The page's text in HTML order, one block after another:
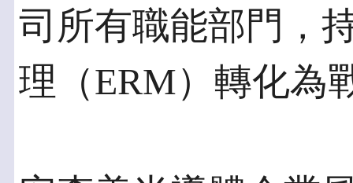
司所有職能部門，
理（ERM）轉化為